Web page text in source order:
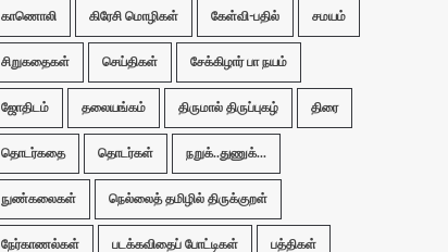
காணொலி கிரேசி மொழிகள் கேள்வி-பதில் சமயம்
சிறுகதைகள் செய்திகள் சேக்கிழார் பா நயம்
ஜோதிடம் தலையங்கம் திருமால் திருப்புகழ் திரை
தொடர்கதை தொடர்கள் நறுக்..துணுக்...
நுண்கலைகள் நெல்லைத் தமிழில் திருக்குறள்
நேர்காணல்கள் படக்கவிதைப் போட்டிகள் பத்திகள்